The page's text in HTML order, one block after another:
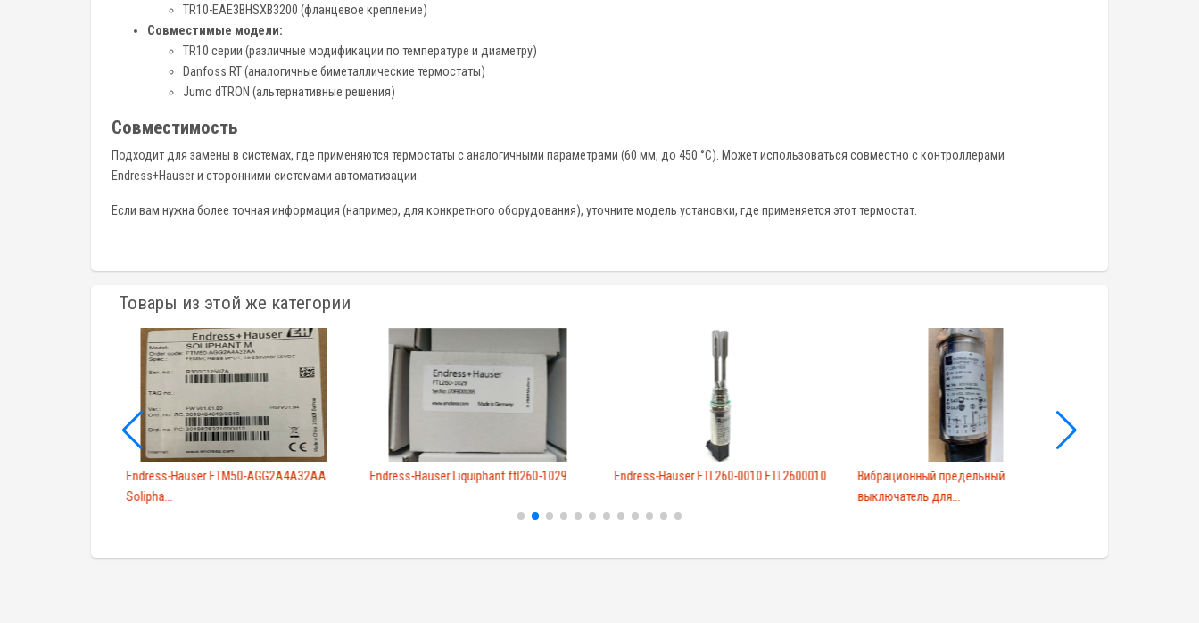
TR10-EAE3BHSXB3200 (фланцевое крепление)
Совместимые модели:
TR10 серии (различные модификации по температуре и диаметру)
Danfoss RT (аналогичные биметаллические термостаты)
Jumo dTRON (альтернативные решения)
Совместимость
Подходит для замены в системах, где применяются термостаты с аналогичными параметрами (60 мм, до 450 °C). Может использоваться совместно с контроллерами
Endress+Hauser и сторонними системами автоматизации.
Если вам нужна более точная информация (например, для конкретного оборудования), уточните модель установки, где применяется этот термостат.
Товары из этой же категории
Endress-Hauser FTM50-AGG2A4A32AA
Solipha...
Endress-Hauser Liquiphant ftl260-1029 Endress-Hauser FTL260-0010 FTL2600010
Вибрационный предельный
выключатель для...